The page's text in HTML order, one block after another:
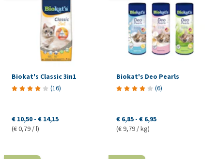
Biokat's Classic 3in1
(16)
€ 10,50 - € 14,15
(€ 0,79 / l)
Biokat's Deo Pearls
(6)
€ 6,85 - € 6,95
(€ 9,79 / kg)